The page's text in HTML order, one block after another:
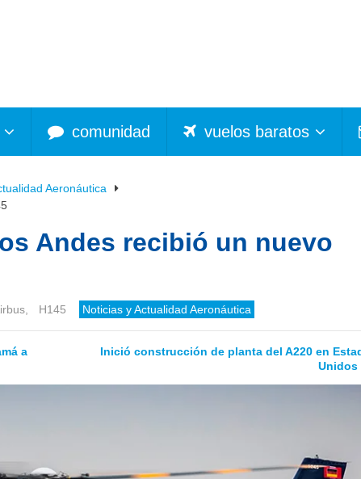
comunidad vuelos baratos
Aeronáutica
Andes recibió un nuevo
H145 Noticias y Actualidad Aeronáutica
a
Inició construcción de planta del A220 en
Unidos